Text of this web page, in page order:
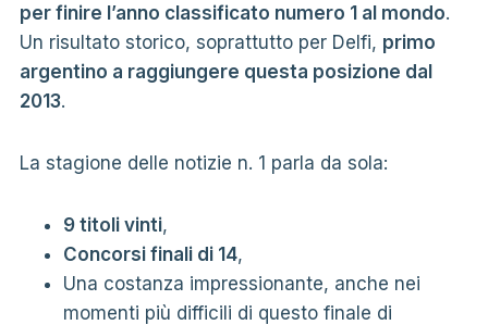
per finire l’anno classificato numero 1 al mondo.
Un risultato storico, soprattutto per Delfi, primo
argentino a raggiungere questa posizione dal
2013.
La stagione delle notizie n. 1 parla da sola:
9 titoli vinti,
Concorsi finali di 14,
Una costanza impressionante, anche nei
momenti più difficili di questo finale di